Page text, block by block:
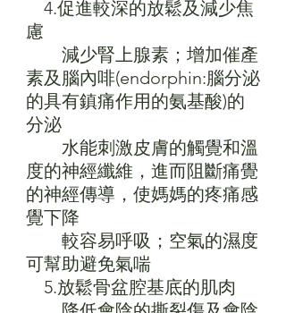
4.促進較深的放鬆及減少焦
慮
減少腎上腺素；增加催產
素及腦內啡(endorphin:腦分泌
的具有鎮痛作用的氨基酸)的
分泌
水能刺激皮膚的觸覺和溫
度的神經纖維，進而阻斷痛覺
的神經傳導，使媽媽的疼痛感
覺下降
較容易呼吸；空氣的濕度
可幫助避免氣喘
5.放鬆骨盆腔基底的肌肉